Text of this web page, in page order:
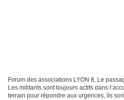
Forum des associations LYON 8, Le
Les militants sont toujours actifs dans
terrain pour répondre aux urgences, ils